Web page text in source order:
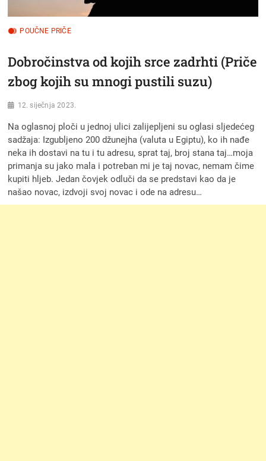
POUČNE PRIČE
Dobročinstva od kojih srce zadrhti (Priče
zbog kojih su mnogi pustili suzu)
12. siječnja 2023.
Na oglasnoj ploči u jednoj ulici zalijepljeni su oglasi sljedećeg
sadžaja: Izgubljeno 200 džunejha (valuta u Egiptu), ko ih nađe
neka ih dostavi na tu i tu adresu, sprat taj, broj stana taj…moja
primanja su jako mala i potreban mi je taj novac, nemam čime
kupiti hljeb. Jedan čovjek odluči da se predstavi kao da je
našao novac, izdvoji svoj novac i ode na adresu…